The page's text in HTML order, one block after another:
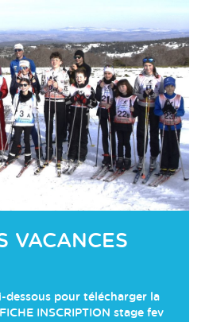
VACANCES
dessous pour télécharger la
INSCRIPTION stage fev